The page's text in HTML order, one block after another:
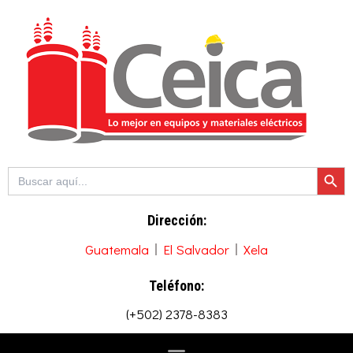
contenido
Buscar: Botón de
Dirección:
Guatemala El Salvador Xela
Teléfono:
(+502) 2378-8383